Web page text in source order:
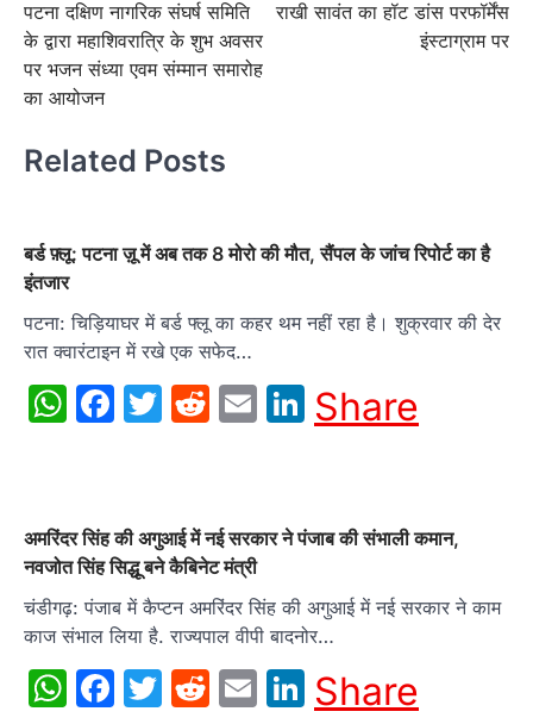
navigation
पटना दक्षिण नागरिक संघर्ष समिति
के द्वारा महाशिवरात्रि के शुभ अवसर
पर भजन संध्या एवम संम्मान समारोह
का आयोजन
राखी सावंत का हॉट डांस परफॉर्मेंस
इंस्टाग्राम पर
Related Posts
बर्ड फ़्लू: पटना ज़ू में अब तक 8 मोरो की मौत, सैंपल के जांच रिपोर्ट का है
इंतजार
पटना: चिड़ियाघर में बर्ड फ्लू का कहर थम नहीं रहा है। शुक्रवार की देर
रात क्वारंटाइन में रखे एक सफेद…
WhatsApp
Facebook
Twitter
Reddit
EmailLinkedIn
Share
अमरिंदर सिंह की अगुआई में नई सरकार ने पंजाब की संभाली कमान,
नवजोत सिंह सिद्धू बने कैबिनेट मंत्री
चंडीगढ़: पंजाब में कैप्टन अमरिंदर सिंह की अगुआई में नई सरकार ने काम
काज संभाल लिया है. राज्यपाल वीपी बादनोर…
WhatsApp
Facebook
Twitter
Reddit
EmailLinkedIn
Share